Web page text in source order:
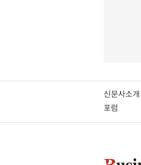
신문사
포럼